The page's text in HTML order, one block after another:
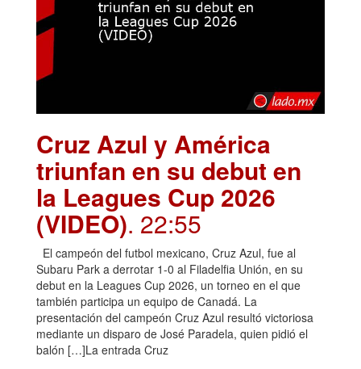
Cruz Azul y América
triunfan en su debut en
la Leagues Cup 2026
(VIDEO). 22:55
El campeón del futbol mexicano, Cruz Azul, fue al
Subaru Park a derrotar 1-0 al Filadelfia Unión, en su
debut en la Leagues Cup 2026, un torneo en el que
también participa un equipo de Canadá. La
presentación del campeón Cruz Azul resultó victoriosa
mediante un disparo de José Paradela, quien pidió el
balón […]La entrada Cruz